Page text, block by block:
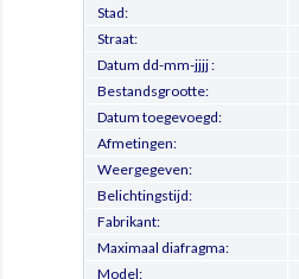
Stad:
Straat:
Datum dd-mm-jjjj :
Bestandsgrootte:
Datum toegevoegd:
Afmetingen:
Weergegeven:
Belichtingstijd:
Fabrikant:
Maximaal diafragma:
Model: